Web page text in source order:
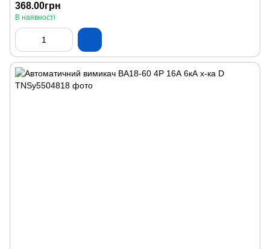
368.00грн
В наявності